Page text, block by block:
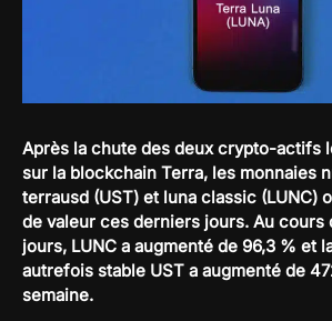
Après la chute des deux crypto-actifs
sur la blockchain Terra, les monnaies
terrausd (UST) et luna classic (LUNC)
de valeur ces derniers jours. Au cours
jours, LUNC a augmenté de 96,3 % et
autrefois stable UST a augmenté de
semaine.